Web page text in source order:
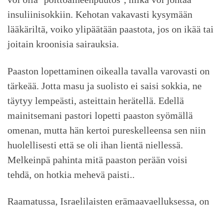
insuliinisokkiin. Kehotan vakavasti kysymään
lääkäriltä, voiko ylipäätään paastota, jos on ikää tai
joitain kroonisia sairauksia.
Paaston lopettaminen oikealla tavalla varovasti on
tärkeää. Jotta masu ja suolisto ei saisi sokkia, ne
täytyy lempeästi, asteittain herätellä. Edellä
mainitsemani pastori lopetti paaston syömällä
omenan, mutta hän kertoi pureskelleensa sen niin
huolellisesti että se oli ihan lientä niellessä.
Melkeinpä pahinta mitä paaston perään voisi
tehdä, on hotkia mehevä paisti..
Raamatussa, Israelilaisten erämaavaelluksessa, on